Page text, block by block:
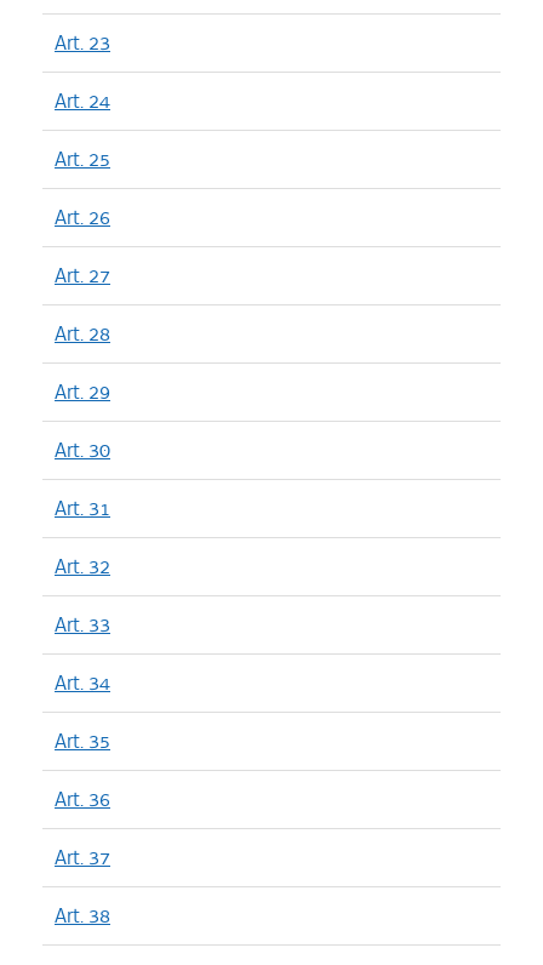
Art. 23
Art. 24
Art. 25
Art. 26
Art. 27
Art. 28
Art. 29
Art. 30
Art. 31
Art. 32
Art. 33
Art. 34
Art. 35
Art. 36
Art. 37
Art. 38